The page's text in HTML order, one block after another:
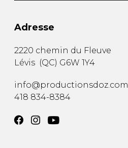
Adresse
2220 chemin du Fleuve
Lévis (QC) G6W 1Y4
info@productionsdoz.com
418 834-8384